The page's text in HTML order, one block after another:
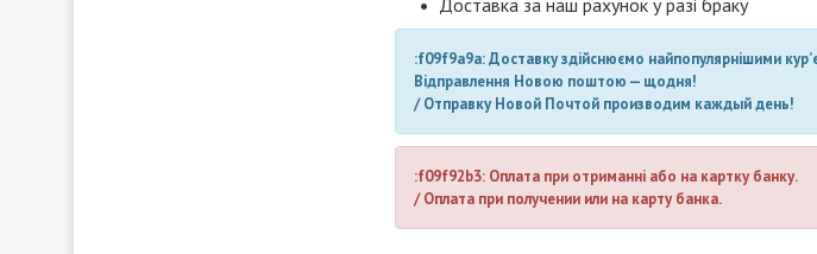
Доставка за наш рахунок у разі браку
:f09f9a9a: Доставку здійснюємо найпопулярнішими
Відправлення Новою поштою — щодня!
/ Отправку Новой Почтой производим каждый день!
:f09f92b3: Оплата при отриманні або на картку банку.
/ Оплата при получении или на карту банка.